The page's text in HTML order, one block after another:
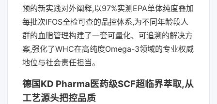
预的新实践对外阐释,以97%实测EPA单体纯度叠加
每批次IFOS全检可查的品控体系,为不同年龄段人
群的血脂管理构建了一套可量化、可追溯的解决方
案,强化了WHC在高纯度Omega-3领域的专业权威
地位与社会责任担当。
德国KD Pharma医药级SCF超临界萃取,从
工艺源头把控品质